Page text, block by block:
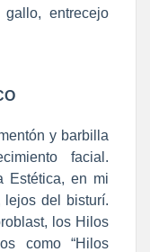
entrecejo
y barbilla
facial.
Estética, en mi
lejos del bisturí.
los Hilos
como “Hilos